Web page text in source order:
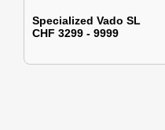
Specialized Vado SL
CHF 3299 - 9999